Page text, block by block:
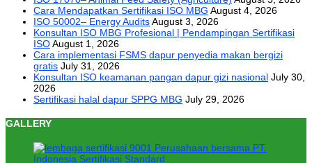
Cara Mendapatkan Sertifikasi ISO MBG August 4, 2026
ISO 50002– Energy AuditsAugust 3, 2026
Konsultan ISO MBG Profesional | Pendampingan Sertifikasi
ISOAugust 1, 2026
Cara implementasi FSMS dapur penyedia makan bergizi
gratis July 31, 2026
Konsultan ISO keamanan pangan dapur gizi nasional July 30,
2026
Sertifikasi halal dapur SPPG MBG July 29, 2026
GALLERY